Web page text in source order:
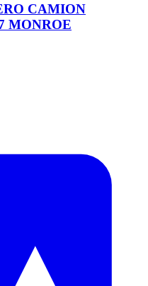
CAMION
MONROE